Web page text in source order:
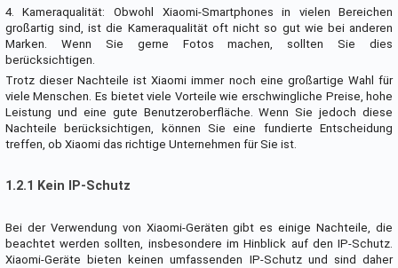
4. Kameraqualität: Obwohl Xiaomi-Smartphones in vielen Bereichen
großartig sind, ist die Kameraqualität oft nicht so gut wie bei anderen
Marken. Wenn Sie gerne Fotos machen, sollten Sie dies
berücksichtigen.
Trotz dieser Nachteile ist Xiaomi immer noch eine großartige Wahl für
viele Menschen. Es bietet viele Vorteile wie erschwingliche Preise, hohe
Leistung und eine gute Benutzeroberfläche. Wenn Sie jedoch diese
Nachteile berücksichtigen, können Sie eine fundierte Entscheidung
treffen, ob Xiaomi das richtige Unternehmen für Sie ist.
1.2.1 Kein IP-Schutz
Bei der Verwendung von Xiaomi-Geräten gibt es einige Nachteile, die
beachtet werden sollten, insbesondere im Hinblick auf den IP-Schutz.
Xiaomi-Geräte bieten keinen umfassenden IP-Schutz und sind daher